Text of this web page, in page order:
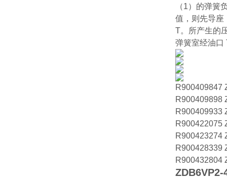
（1）的弹簧
值，则先导座
T。所产生的
弹簧室经油口
R900409847
R900409898
R900409933
R900422075
R900423274
R900428339
R900432804
ZDB6VP2-